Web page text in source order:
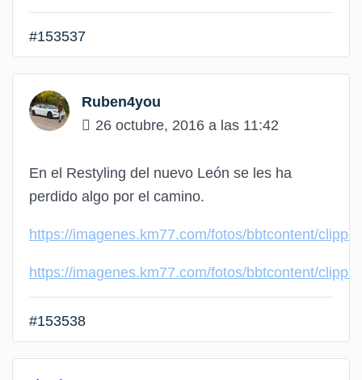
#153537
Ruben4you
26 octubre, 2016 a las 11:42
En el Restyling del nuevo León se les ha
perdido algo por el camino.
https://imagenes.km77.com/fotos/bbtcontent/
https://imagenes.km77.com/fotos/bbtcontent/
#153538